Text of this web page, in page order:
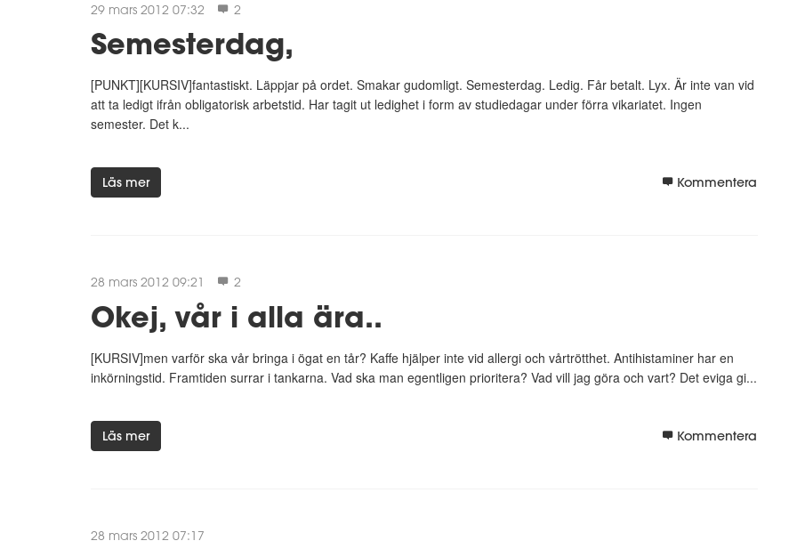
29 mars 2012 07:32 2
Semesterdag,
[PUNKT][KURSIV]fantastiskt. Läppjar på ordet. Smakar gudomligt. Semesterdag. Ledig. Får betalt. Lyx. Är inte van vid
att ta ledigt ifrån obligatorisk arbetstid. Har tagit ut ledighet i form av studiedagar under förra vikariatet. Ingen
semester. Det k...
Läs mer Kommentera
28 mars 2012 09:21 2
Okej, vår i alla ära..
[KURSIV]men varför ska vår bringa i ögat en tår? Kaffe hjälper inte vid allergi och vårtrötthet. Antihistaminer har en
inkörningstid. Framtiden surrar i tankarna. Vad ska man egentligen prioritera? Vad vill jag göra och vart? Det eviga gi...
Läs mer Kommentera
28 mars 2012 07:17